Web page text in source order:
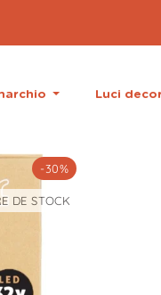
Luci
-30%
DE STOCK